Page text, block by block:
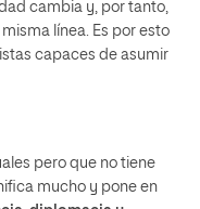
cambia y, por tanto,
línea. Es por esto
capaces de asumir
pero que no tiene
mucho y pone en